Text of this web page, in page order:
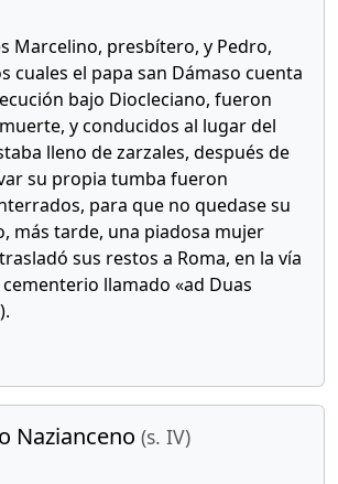
Marcelino, presbítero, y Pedro,
cuales el papa san Dámaso cuenta
bajo Diocleciano, fueron
y conducidos al lugar del
lleno de zarzales, después de
su propia tumba fueron
para que no quedase su
más tarde, una piadosa mujer
sus restos a Roma, en la vía
cementerio llamado «ad Duas
Nazianceno (s. IV)